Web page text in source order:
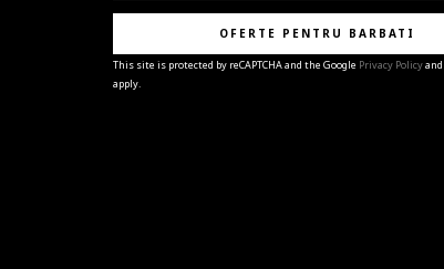
OFERTE PENTRU BARBATI
This site is protected by reCAPTCHA and the Google Privacy Policyand
apply.